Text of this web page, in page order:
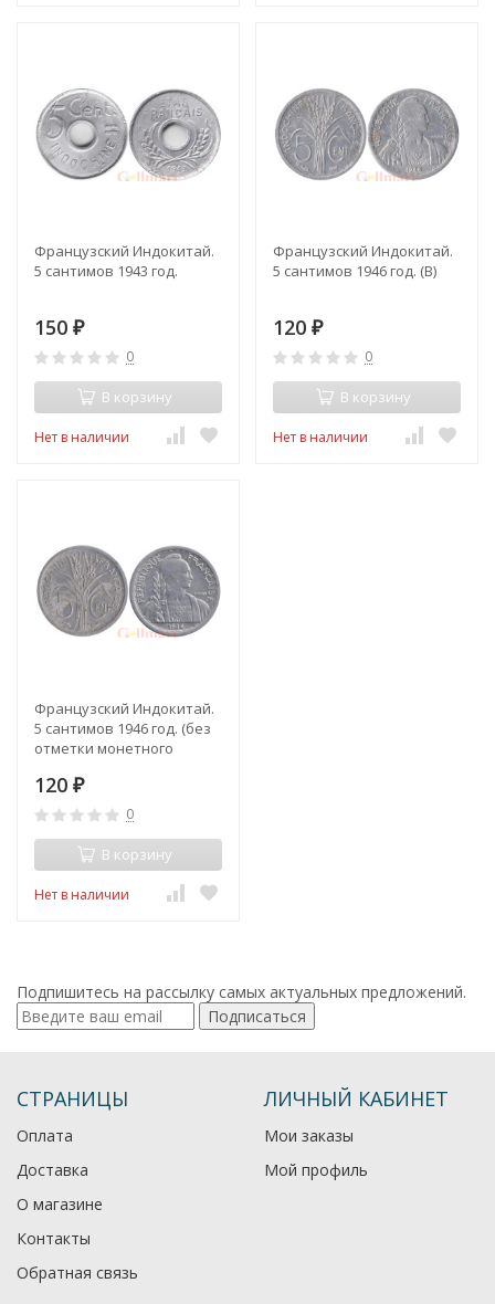
Французский Индокитай.
5 сантимов 1943 год.
150 ₽
0
В корзину
Нет в наличии
Французский Индокитай.
5 сантимов 1946 год. (B)
120 ₽
0
В корзину
Нет в наличии
Французский Индокитай.
5 сантимов 1946 год. (без
отметки монетного
120 ₽
0
В корзину
Нет в наличии
Подпишитесь на рассылку самых актуальных предложений.
Подписаться
СТРАНИЦЫ
Оплата
Доставка
О магазине
Контакты
Обратная связь
ЛИЧНЫЙ КАБИНЕТ
Мои заказы
Мой профиль